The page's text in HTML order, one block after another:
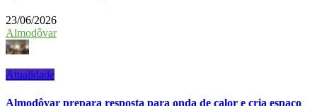
23/06/2026
Almodôvar
Atualidade
Almodôvar prepara resposta para onda de calor e cria espaço